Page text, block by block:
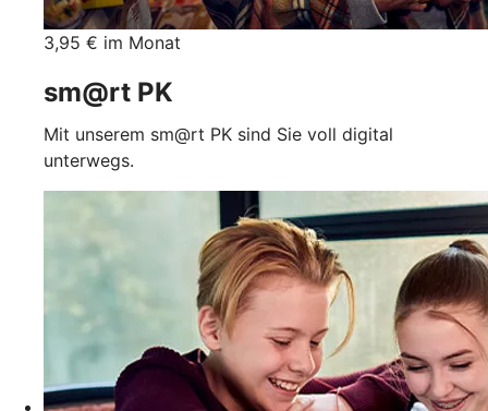
3,95 € im Monat
sm@rt PK
Mit unserem sm@rt PK sind Sie voll digital
unterwegs.